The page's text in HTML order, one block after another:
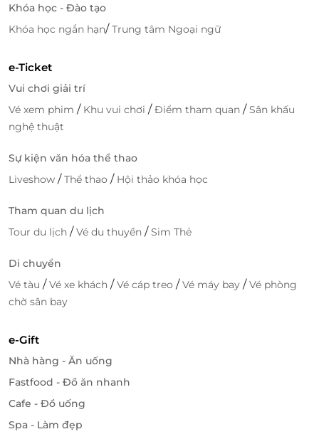
Khóa học - Đào tạo
Khóa học ngắn hạn/Trung tâm Ngoại ngữ
e-Ticket
Vui chơi giải trí
Vé xem phim / Khu vui chơi /Điểm tham quan /Sân khấu
nghệ thuật
Sự kiện văn hóa thể thao
Liveshow /Thể thao / Hội thảo khóa học
Tham quan du lịch
Tour du lịch /Vé du thuyền /Sim Thẻ
Di chuyển
Vé tàu /Vé xe khách /Vé cáp treo /Vé máy bay /Vé phòng
chờ sân bay
e-Gift
Nhà hàng - Ăn uống
Fastfood - Đồ ăn nhanh
Cafe - Đồ uống
Spa - Làm đẹp